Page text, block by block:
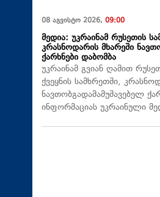
08 აგვისტო 2026, 09:00
მედია: უკრაინამ რუსეთის
კრასნოდარის მხარეში
ქარხნები დაბომბა
უკრაინამ გვიან ღამით
ქვეყნის სამხრეთში,
ნავთობგადამამუშავებელ
ინფორმაციას უკრაინული